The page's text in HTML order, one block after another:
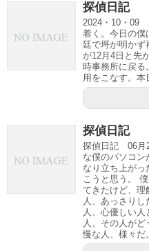
探偵日記
2024・10・09
着く。今日の僕
廷で埒が明かず
が12月4日と先
時事務所に戻る
用をこなす。本
探偵日記
探偵日記 06月
な僕のパソコン
なり立ち上がっ
こうと思う。
てきたけど、理
人、あっさり
人、心優しい
人、その人が
慢な人、様々だ